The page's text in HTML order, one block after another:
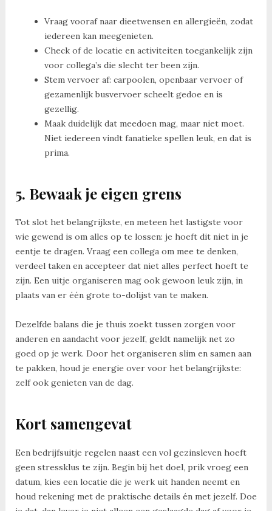
Vraag vooraf naar dieetwensen en allergieën, zodat
iedereen kan meegenieten.
Check of de locatie en activiteiten toegankelijk zijn
voor collega’s die slecht ter been zijn.
Stem vervoer af: carpoolen, openbaar vervoer of
gezamenlijk busvervoer scheelt gedoe en is
gezellig.
Maak duidelijk dat meedoen mag, maar niet moet.
Niet iedereen vindt fanatieke spellen leuk, en dat is
prima.
5. Bewaak je eigen grens
Tot slot het belangrijkste, en meteen het lastigste voor
wie gewend is om alles op te lossen: je hoeft dit niet in je
eentje te dragen. Vraag een collega om mee te denken,
verdeel taken en accepteer dat niet alles perfect hoeft te
zijn. Een uitje organiseren mag ook gewoon leuk zijn, in
plaats van er één grote to-dolijst van te maken.
Dezelfde balans die je thuis zoekt tussen zorgen voor
anderen en aandacht voor jezelf, geldt namelijk net zo
goed op je werk. Door het organiseren slim en samen aan
te pakken, houd je energie over voor het belangrijkste:
zelf ook genieten van de dag.
Kort samengevat
Een bedrijfsuitje regelen naast een vol gezinsleven hoeft
geen stressklus te zijn. Begin bij het doel, prik vroeg een
datum, kies een locatie die je werk uit handen neemt en
houd rekening met de praktische details én met jezelf. Doe